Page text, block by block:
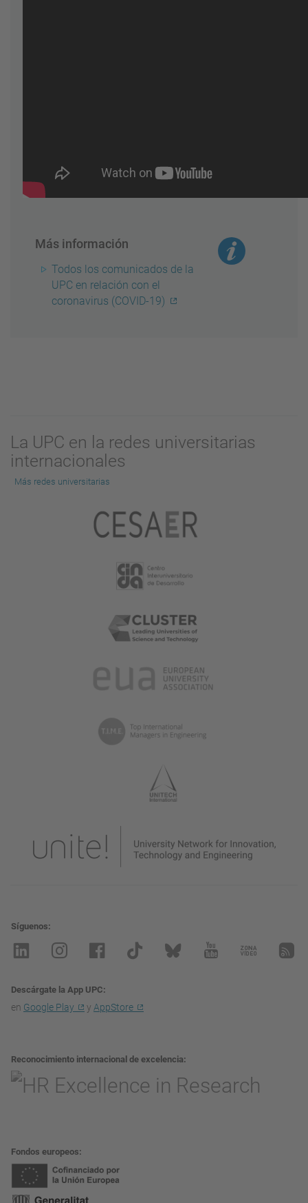
Más información
Todos los comunicados de la
UPC en relación con el
coronavirus (COVID-19)
La UPC en la redes universitarias
internacionales
Más redes universitarias
Síguenos
Descárgate la App UPC
en Google Play y AppStore
Reconocimiento internacional de excelencia
Fondos europeos